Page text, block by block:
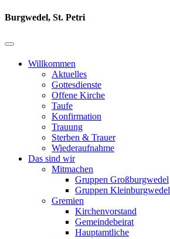
Burgwedel, St. Petri
Willkommen
Aktuelles
Gottesdienste
Offene Kirche
Taufe
Konfirmation
Trauung
Sterben & Trauer
Wiederaufnahme
Das sind wir
Mitmachen
Gruppen Großburgwedel
Gruppen Kleinburgwedel
Gremien
Kirchenvorstand
Gemeindebeirat
Hauptamtliche